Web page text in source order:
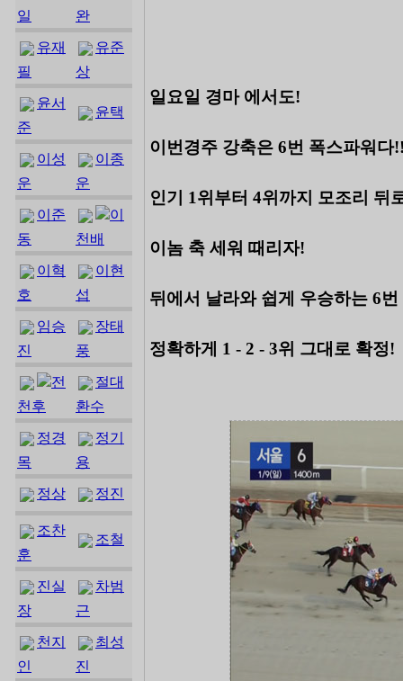
일
완
유재
필
유준
상
윤서
준
윤택
이성
운
이종
운
이준
동
이
천배
이혁
호
이현
섭
임승
진
장태
풍
전
천후
절대
환수
정경
목
정기
용
정상 정진
조찬
훈
조철
진실
장
차범
근
천지
인
최성
진
일요일 경마 에서도!
이번경주 강축은 6번 폭스파워다
인기 1위부터 4위까지 모조리 뒤
이놈 축 세워 때리자!
뒤에서 날라와 쉽게 우승하는 6
정확하게 1 - 2 - 3위 그대로 확정!